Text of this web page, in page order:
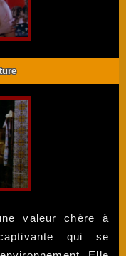
valeur chère à
qui se